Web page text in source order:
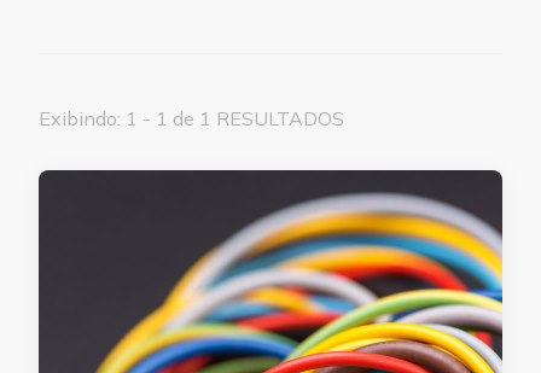
Exibindo: 1 - 1 de 1 RESULTADOS